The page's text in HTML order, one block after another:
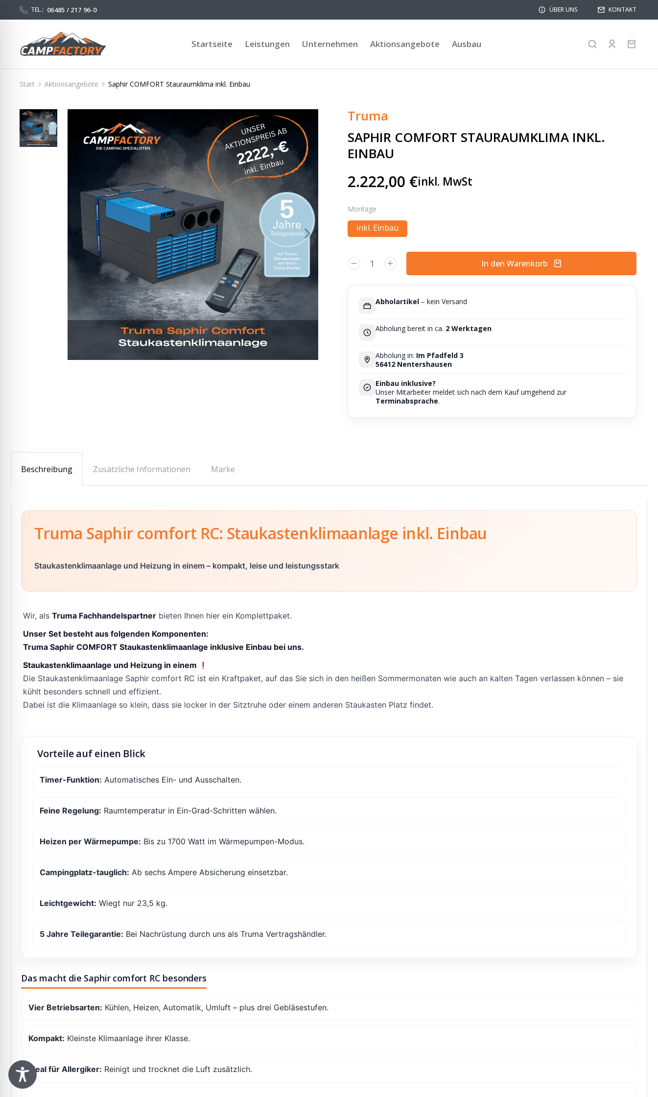
TEL.: 06485 / 217 96-0 ÜBER UNS KONTAKT
Startseite Leistungen Unternehmen Aktionsangebote Ausbau
Sie befinden sich hier:
Start Aktionsangebote Saphir COMFORT Stauraumklima inkl. Einbau
Truma
SAPHIR COMFORT STAURAUMKLIMA INKL.
EINBAU
2.222,00 €inkl. MwSt
Montage
inkl. Einbau
In den Warenkorb
Abholartikel – kein Versand
Abholung bereit in ca. 2 Werktagen
Abholung in: Im Pfadfeld 3
56412 Nentershausen
Einbau inklusive?
Unser Mitarbeiter meldet sich nach dem Kauf umgehend zur
Terminabsprache.
Beschreibung Zusätzliche Informationen Marke
Truma Saphir comfort RC: Staukastenklimaanlage inkl. Einbau
Staukastenklimaanlage und Heizung in einem – kompakt, leise und leistungsstark
Wir, als Truma Fachhandelspartner bieten Ihnen hier ein Komplettpaket.
Unser Set besteht aus folgenden Komponenten:
Truma Saphir COMFORT Staukastenklimaanlage inklusive Einbau bei uns.
Staukastenklimaanlage und Heizung in einem
Die Staukastenklimaanlage Saphir comfort RC ist ein Kraftpaket, auf das Sie sich in den heißen Sommermonaten wie auch an kalten Tagen verlassen können – sie
kühlt besonders schnell und effizient.
Dabei ist die Klimaanlage so klein, dass sie locker in der Sitztruhe oder einem anderen Staukasten Platz findet.
Vorteile auf einen Blick
Timer-Funktion: Automatisches Ein- und Ausschalten.
Feine Regelung: Raumtemperatur in Ein-Grad-Schritten wählen.
Heizen per Wärmepumpe: Bis zu 1700 Watt im Wärmepumpen-Modus.
Campingplatz-tauglich: Ab sechs Ampere Absicherung einsetzbar.
Leichtgewicht: Wiegt nur 23,5 kg.
5 Jahre Teilegarantie: Bei Nachrüstung durch uns als Truma Vertragshändler.
Das macht die Saphir comfort RC besonders
Vier Betriebsarten: Kühlen, Heizen, Automatik, Umluft – plus drei Gebläsestufen.
Kompakt: Kleinste Klimaanlage ihrer Klasse.
Ideal für Allergiker: Reinigt und trocknet die Luft zusätzlich.